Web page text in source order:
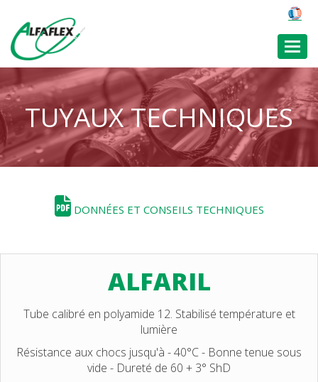
TUYAUX TECHNIQUES
DONNÉES ET CONSEILS TECHNIQUES
ALFARIL
Tube calibré en polyamide 12. Stabilisé température et
lumière
Résistance aux chocs jusqu'à - 40°C - Bonne tenue sous
vide - Dureté de 60 + 3° ShD